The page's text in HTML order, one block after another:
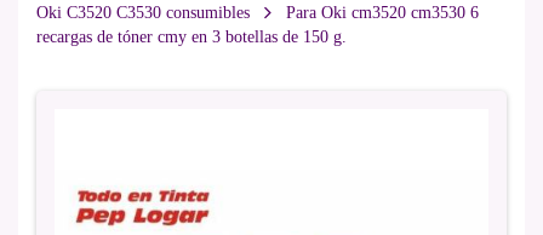
Oki C3520 C3530 consumibles
Para Oki cm3520 cm3530 6
recargas de tóner cmy en 3 botellas de 150 g.